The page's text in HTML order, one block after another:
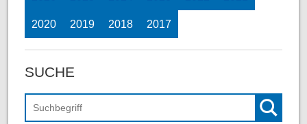
2020 2019 2018 2017
SUCHE
Suchen